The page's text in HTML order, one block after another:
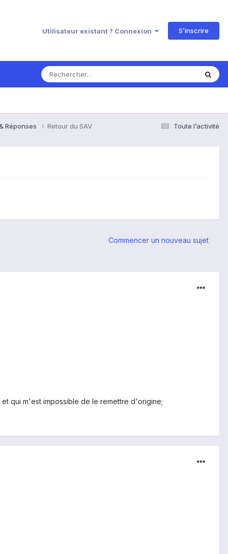
Utilisateur existant ? Connexion S’inscrire
Toute l’activité
Réponses Retour du SAV
Commencer un nouveau sujet
qui m'est impossible de le remettre d'origine;